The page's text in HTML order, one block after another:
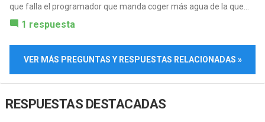
que falla el programador que manda coger más agua de la que...
1 respuesta
VER MÁS PREGUNTAS Y RESPUESTAS RELACIONADAS »
RESPUESTAS DESTACADAS